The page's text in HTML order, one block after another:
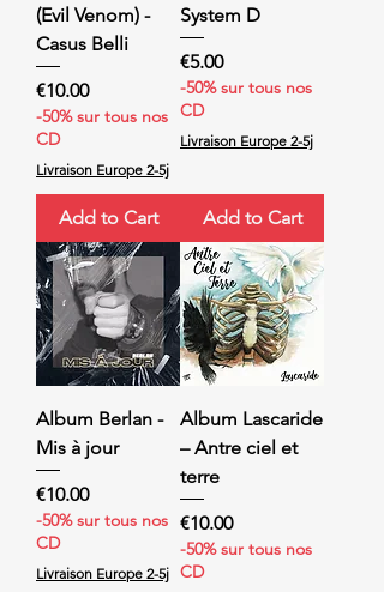
(Evil Venom) -
Casus Belli
Price
€10.00
-50% sur tous nos
CD
Livraison Europe 2-5j
Add to Cart
System D
Price
€5.00
-50% sur tous nos
CD
Livraison Europe 2-5j
Add to Cart
Album Berlan -
Mis à jour
Price
€10.00
-50% sur tous nos
CD
Livraison Europe 2-5j
Album Lascaride
– Antre ciel et
terre
Price
€10.00
-50% sur tous nos
CD